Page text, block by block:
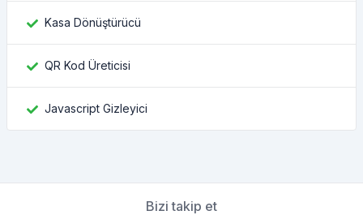
Kasa Dönüştürücü
QR Kod Üreticisi
Javascript Gizleyici
Bizi takip et